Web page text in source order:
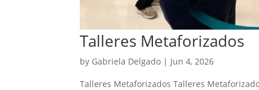
Talleres Metaforizados
by Gabriela Delgado | Jun 4, 2026
Talleres Metaforizados Talleres